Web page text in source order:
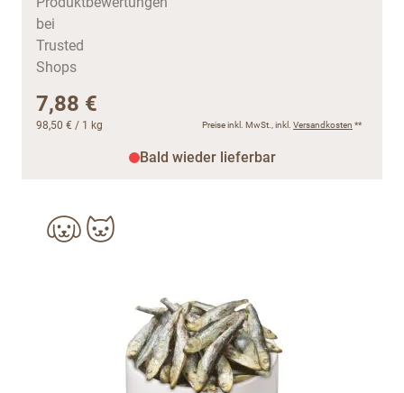
7,88 €
98,50 € / 1 kg Preise inkl. MwSt., inkl. Versandkosten **
Bald wieder lieferbar